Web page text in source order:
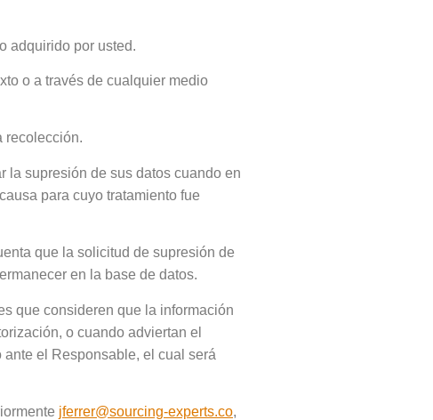
adquirido por usted.
o a través de cualquier medio
recolección.
la supresión de sus datos cuando en
para cuyo tratamiento fue
que la solicitud de supresión de
en la base de datos.
que consideren que la información
o cuando adviertan el
el Responsable, el cual será
jferrer@sourcing-experts.co,